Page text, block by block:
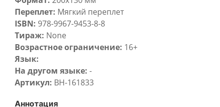
Переплет: Мягкий переплет
ISBN: 978-9967-9453-8-8
Тираж: None
Возрастное ограничение: 16+
Язык:
На другом языке: -
Артикул: BH-161833
Аннотация